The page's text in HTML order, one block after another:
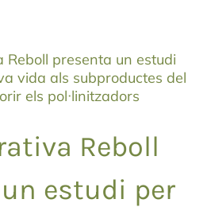
Reboll
estudi per